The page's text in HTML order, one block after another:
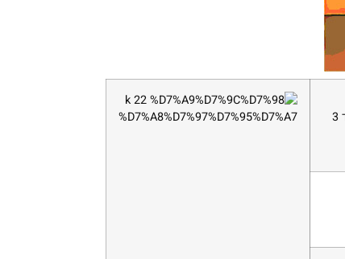
שלט-רחוק מחווט המותקן על הקיר (אורך הכבל עד 3